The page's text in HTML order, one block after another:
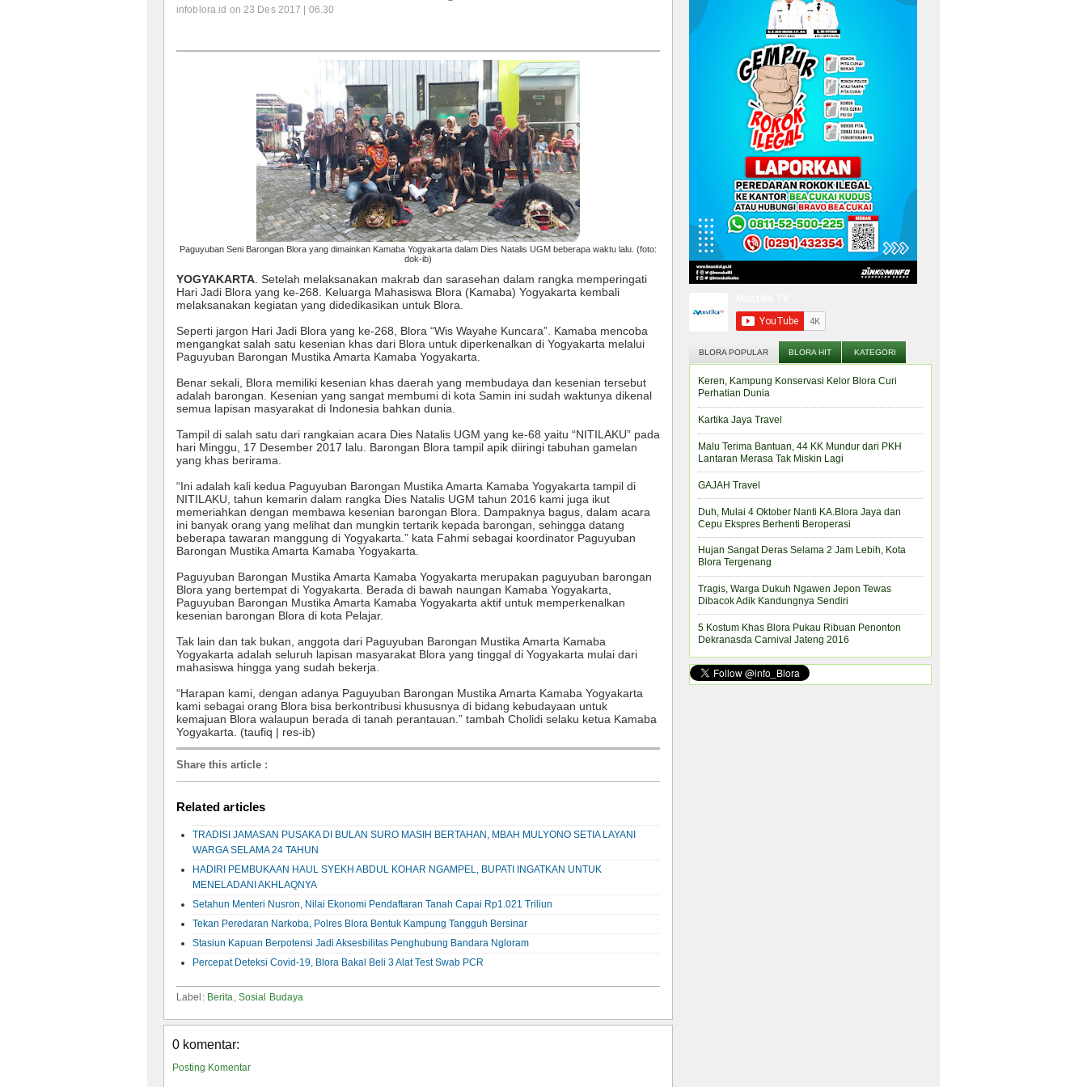
infoblora.id on 23 Des 2017 | 06.30
Paguyuban Seni Barongan Blora yang dimainkan Kamaba Yogyakarta dalam Dies Natalis UGM beberapa waktu lalu. (foto:
dok-ib)
YOGYAKARTA . Setelah melaksanakan makrab dan sarasehan dalam rangka memperingati
Hari Jadi Blora yang ke-268. Keluarga Mahasiswa Blora (Kamaba) Yogyakarta kembali
melaksanakan kegiatan yang didedikasikan untuk Blora.
Seperti jargon Hari Jadi Blora yang ke-268, Blora “Wis Wayahe Kuncara”. Kamaba mencoba
mengangkat salah satu kesenian khas dari Blora untuk diperkenalkan di Yogyakarta melalui
Paguyuban Barongan Mustika Amarta Kamaba Yogyakarta.
Benar sekali, Blora memiliki kesenian khas daerah yang membudaya dan kesenian tersebut
adalah barongan. Kesenian yang sangat membumi di kota Samin ini sudah waktunya dikenal
semua lapisan masyarakat di Indonesia bahkan dunia.
Tampil di salah satu dari rangkaian acara Dies Natalis UGM yang ke-68 yaitu “NITILAKU” pada
hari Minggu, 17 Desember 2017 lalu. Barongan Blora tampil apik diiringi tabuhan gamelan
yang khas berirama.
“Ini adalah kali kedua Paguyuban Barongan Mustika Amarta Kamaba Yogyakarta tampil di
NITILAKU, tahun kemarin dalam rangka Dies Natalis UGM tahun 2016 kami juga ikut
memeriahkan dengan membawa kesenian barongan Blora. Dampaknya bagus, dalam acara
ini banyak orang yang melihat dan mungkin tertarik kepada barongan, sehingga datang
beberapa tawaran manggung di Yogyakarta.” kata Fahmi sebagai koordinator Paguyuban
Barongan Mustika Amarta Kamaba Yogyakarta.
Paguyuban Barongan Mustika Amarta Kamaba Yogyakarta merupakan paguyuban barongan
Blora yang bertempat di Yogyakarta. Berada di bawah naungan Kamaba Yogyakarta,
Paguyuban Barongan Mustika Amarta Kamaba Yogyakarta aktif untuk memperkenalkan
kesenian barongan Blora di kota Pelajar.
Tak lain dan tak bukan, anggota dari Paguyuban Barongan Mustika Amarta Kamaba
Yogyakarta adalah seluruh lapisan masyarakat Blora yang tinggal di Yogyakarta mulai dari
mahasiswa hingga yang sudah bekerja.
“Harapan kami, dengan adanya Paguyuban Barongan Mustika Amarta Kamaba Yogyakarta
kami sebagai orang Blora bisa berkontribusi khususnya di bidang kebudayaan untuk
kemajuan Blora walaupun berada di tanah perantauan.” tambah Cholidi selaku ketua Kamaba
Yogyakarta. (taufiq | res-ib)
Share this article :
Related articles
TRADISI JAMASAN PUSAKA DI BULAN SURO MASIH BERTAHAN, MBAH MULYONO SETIA LAYANI
WARGA SELAMA 24 TAHUN
HADIRI PEMBUKAAN HAUL SYEKH ABDUL KOHAR NGAMPEL, BUPATI INGATKAN UNTUK
MENELADANI AKHLAQNYA
Setahun Menteri Nusron, Nilai Ekonomi Pendaftaran Tanah Capai Rp1.021 Triliun
Tekan Peredaran Narkoba, Polres Blora Bentuk Kampung Tangguh Bersinar
Stasiun Kapuan Berpotensi Jadi Aksesbilitas Penghubung Bandara Ngloram
Percepat Deteksi Covid-19, Blora Bakal Beli 3 Alat Test Swab PCR
Label: Berita Sosial Budaya
0 komentar:
Posting Komentar
BLORA POPULAR BLORA HIT KATEGORI
Keren, Kampung Konservasi Kelor Blora Curi
Perhatian Dunia
Kartika Jaya Travel
Malu Terima Bantuan, 44 KK Mundur dari PKH
Lantaran Merasa Tak Miskin Lagi
GAJAH Travel
Duh, Mulai 4 Oktober Nanti KA.Blora Jaya dan
Cepu Ekspres Berhenti Beroperasi
Hujan Sangat Deras Selama 2 Jam Lebih, Kota
Blora Tergenang
Tragis, Warga Dukuh Ngawen Jepon Tewas
Dibacok Adik Kandungnya Sendiri
5 Kostum Khas Blora Pukau Ribuan Penonton
Dekranasda Carnival Jateng 2016